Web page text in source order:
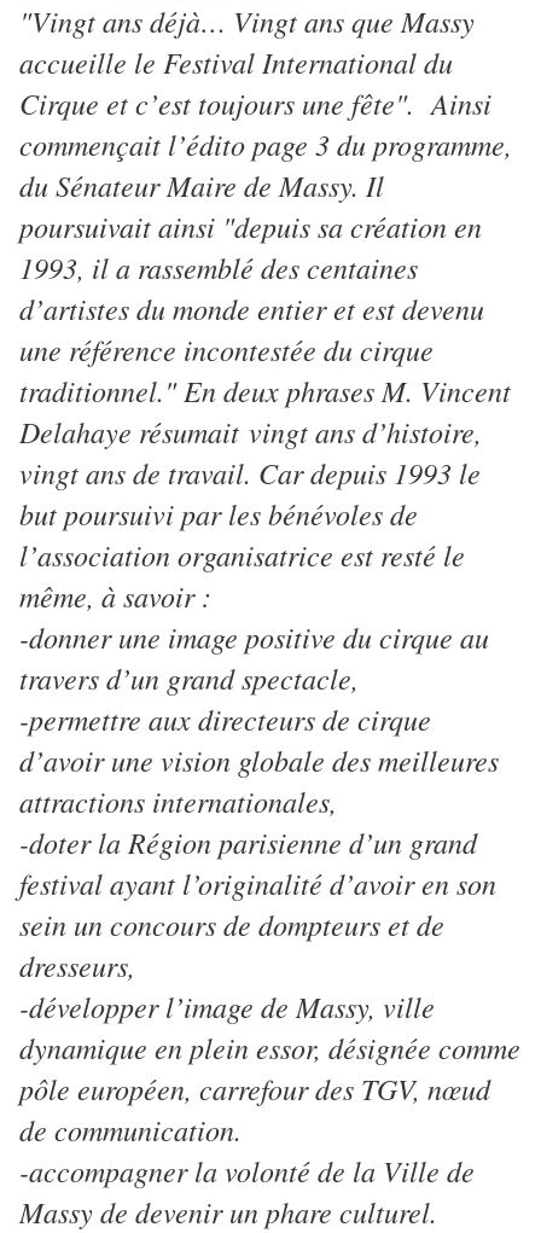
"Vingt ans déjà… Vingt ans que Massy
accueille le Festival International du
Cirque et c’est toujours une fête". Ainsi
commençait l’édito page 3 du programme,
du Sénateur Maire de Massy. Il
poursuivait ainsi "depuis sa création en
1993, il a rassemblé des centaines
d’artistes du monde entier et est devenu
une référence incontestée du cirque
traditionnel." En deux phrases M. Vincent
Delahaye résumait vingt ans d’histoire,
vingt ans de travail. Car depuis 1993 le
but poursuivi par les bénévoles de
l’association organisatrice est resté le
même, à savoir :
-donner une image positive du cirque au
travers d’un grand spectacle,
-permettre aux directeurs de cirque
d’avoir une vision globale des meilleures
attractions internationales,
-doter la Région parisienne d’un grand
festival ayant l’originalité d’avoir en son
sein un concours de dompteurs et de
dresseurs,
­-développer l’image de Massy, ville
dynamique en plein essor, désignée comme
pôle européen, carrefour des TGV, nœud
de communication.
-accompagner la volonté de la Ville de
Massy de devenir un phare culturel.